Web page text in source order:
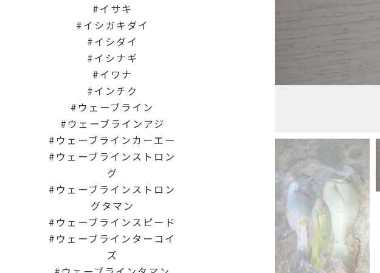
イサキ
イシガキダイ
イシダイ
イシナギ
イワナ
インチク
ウェーブライン
ウェーブラインアジ
ウェーブラインカーエー
ウェーブラインストロン
グ
ウェーブラインストロン
グタマン
ウェーブラインスピード
ウェーブラインターコイ
ズ